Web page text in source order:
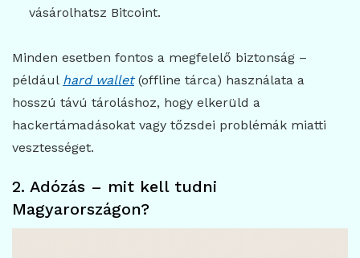
vásárolhatsz Bitcoint.
Minden esetben fontos a megfelelő biztonság –
például hard wallet(offline tárca) használata a
hosszú távú tároláshoz, hogy elkerüld a
hackertámadásokat vagy tőzsdei problémák miatti
vesztességet.
2. Adózás – mit kell tudni
Magyarországon?